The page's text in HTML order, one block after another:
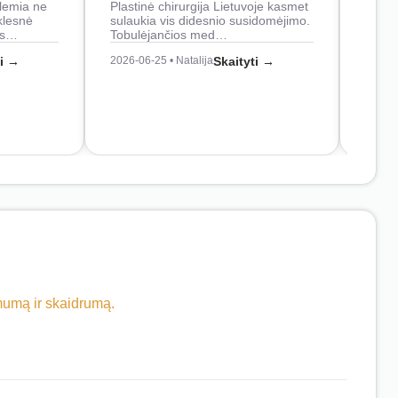
ne
→
Plastinė chirurgija Lietuvoje kasmet
sulaukia vis didesnio susidomėjimo.
Tobulėjančios med…
2026-06-25 • NatalijaSkaityti →
ir skaidrumą.